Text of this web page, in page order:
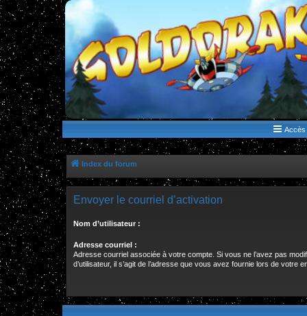
WWW.GOLDORAKGO.COM
le site de la Lune Rouge
Accès
Index du forum
Envoyer le courriel d’activation
Nom d’utilisateur :
Adresse courriel :
Adresse courriel associée à votre compte. Si vous ne l’avez pas
d’utilisateur, il s’agit de l’adresse que vous avez fournie lors de votre